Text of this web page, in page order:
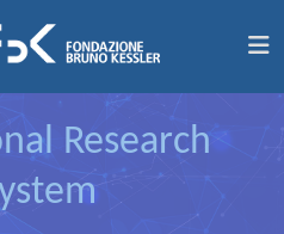
Research